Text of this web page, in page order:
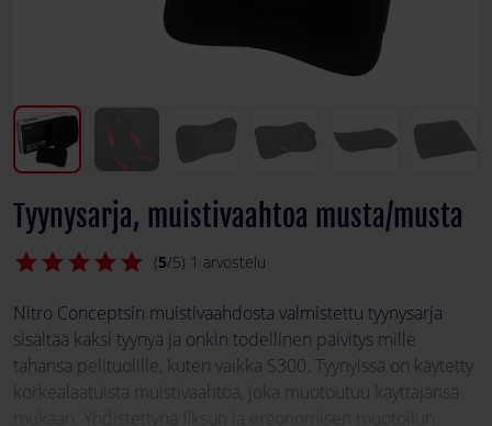
Tyynysarja, muistivaahtoa musta/musta
star
star
star
star
star (5/5) 1 arvostelu
Nitro Conceptsin muistivaahdosta valmistettu tyynysarja
sisältää kaksi tyynyä ja onkin todellinen päivitys mille
tahansa pelituolille, kuten vaikka S300. Tyynyissä on käytetty
korkealaatuista muistivaahtoa, joka muotoutuu käyttäjänsä